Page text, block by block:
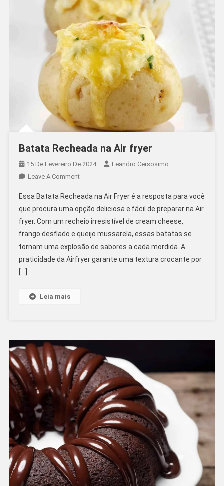
Batata Recheada na Air fryer
15 De Fevereiro De 2024
Leandro Cersosimo
Leave A CommentOn
Recheada
Na
Air
Fryer
Essa Batata Recheada na Air Fryer é a resposta para você
que procura uma opção deliciosa e fácil de preparar na Air
fryer. Com um recheio irresistível de cream cheese,
frango desfiado e queijo mussarela, essas batatas se
tornam uma explosão de sabores a cada mordida. A
praticidade da Airfryer garante uma textura crocante por
[…]
Leia mais